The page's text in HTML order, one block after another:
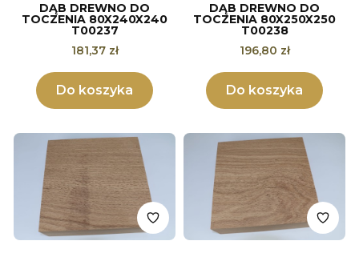
DĄB DREWNO DO
TOCZENIA 80X240X240
T00237
Cena
181,37 zł
Do koszyka
DĄB DREWNO DO
TOCZENIA 80X250X250
T00238
Cena
196,80 zł
Do koszyka